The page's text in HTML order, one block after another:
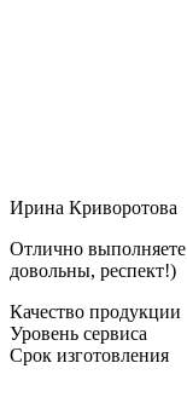
Ирина Криворотова
Отлично выполняете
довольны, респект!)
Качество продукции
Уровень сервиса
Срок изготовления